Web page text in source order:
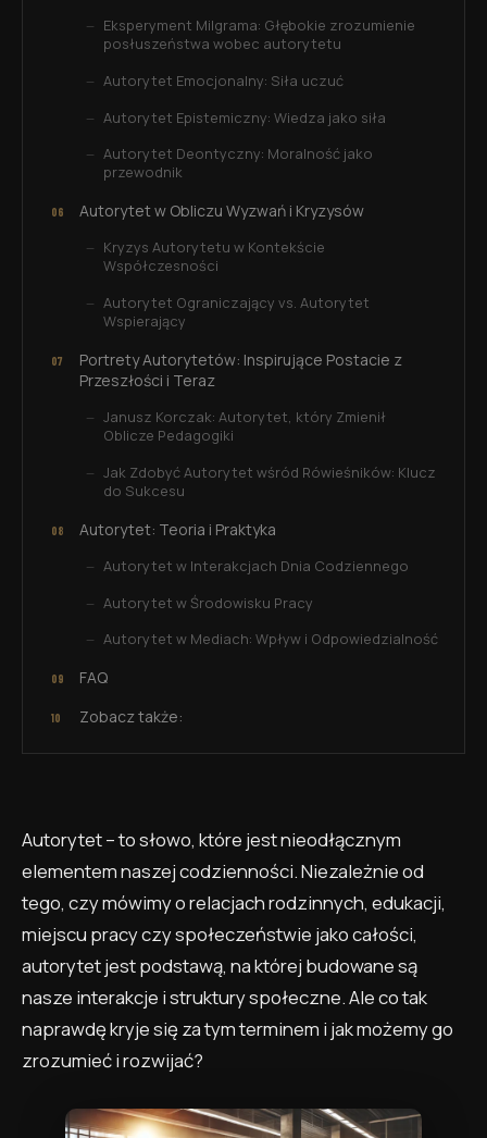
Eksperyment Milgrama: Głębokie zrozumienie
posłuszeństwa wobec autorytetu
Autorytet Emocjonalny: Siła uczuć
Autorytet Epistemiczny: Wiedza jako siła
Autorytet Deontyczny: Moralność jako
przewodnik
Autorytet w Obliczu Wyzwań i Kryzysów
Kryzys Autorytetu w Kontekście
Współczesności
Autorytet Ograniczający vs. Autorytet
Wspierający
Portrety Autorytetów: Inspirujące Postacie z
Przeszłości i Teraz
Janusz Korczak: Autorytet, który Zmienił
Oblicze Pedagogiki
Jak Zdobyć Autorytet wśród Rówieśników: Klucz
do Sukcesu
Autorytet: Teoria i Praktyka
Autorytet w Interakcjach Dnia Codziennego
Autorytet w Środowisku Pracy
Autorytet w Mediach: Wpływ i Odpowiedzialność
FAQ
Zobacz także:
Autorytet – to słowo, które jest nieodłącznym
elementem naszej codzienności. Niezależnie od
tego, czy mówimy o relacjach rodzinnych, edukacji,
miejscu pracy czy społeczeństwie jako całości,
autorytet jest podstawą, na której budowane są
nasze interakcje i struktury społeczne. Ale co tak
naprawdę kryje się za tym terminem i jak możemy go
zrozumieć i rozwijać?